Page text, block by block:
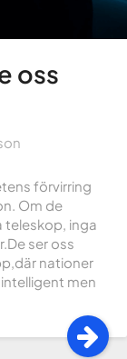
oss
förvirring
Om de
teleskop, inga
ser oss
nationer
men